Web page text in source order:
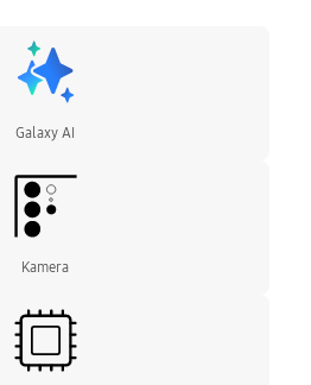
je najnovijim
nevjerojatno brzo
Multitasking,
ili obrada sadržaja – sve
učinkovitost,
baterije i osiguravajući
čak i tijekom
s velikim zaslonom
pruža iznimnu jasnoću i
Galaxy AI
Kamera